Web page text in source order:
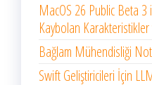
MacOS 26 Public Beta 3
Kaybolan Karakteristikler
Bağlam Mühendisliği
Swift Geliştiricileri İçin